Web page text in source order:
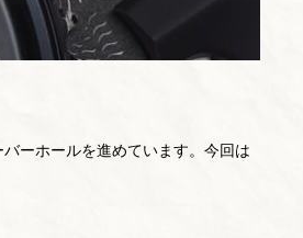
ーホールを進めています。今回は